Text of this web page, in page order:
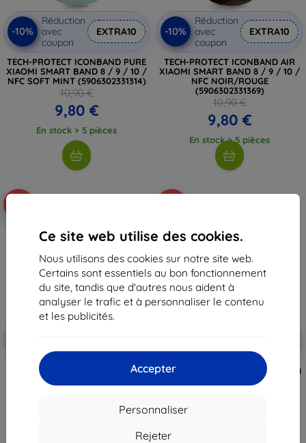
Ce site web utilise des cookies.
Nous utilisons des cookies sur notre site web.
Certains sont essentiels au bon fonctionnement
du site, tandis que d'autres nous aident à
analyser le trafic et à personnaliser le contenu
et les publicités.
Accepter
Personnaliser
Rejeter
-10%
Réduction
avec
coupon
EXTRA10
TECH-PROTECT ICONBAND PURE
XIAOMI SMART BAND 8 / 9 / 10 /
NFC SOFT MINT (5906302331314)
10,90 €
9,80 €
En stock > 5 pièces
-10%
Réduction
avec
coupon
EXTRA10
TECH-PROTECT ICONBAND AIR
XIAOMI SMART BAND 8 / 9 / 10 /
NFC NOIR/ROUGE
(5906302331369)
10,90 €
9,80 €
En stock > 5 pièces
coupon
Bracelet en silicone Tactical 846
pour Xiaomi Smart Band 8 noir
(57983119983)
coupon
Bracelet Tech-Protect NylonMag
Xiaomi Smart Band 8 / 9 / NFC
Starlight (5906302370405)